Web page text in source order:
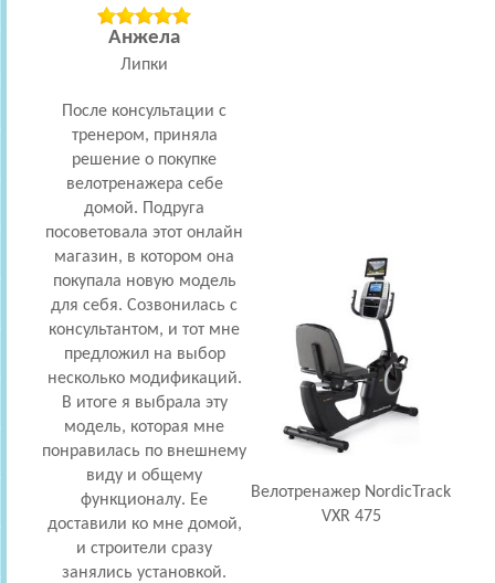
Анжела
Липки
После консультации с
тренером, приняла
решение о покупке
велотренажера себе
домой. Подруга
посоветовала этот онлайн
магазин, в котором она
покупала новую модель
для себя. Созвонилась с
консультантом, и тот мне
предложил на выбор
несколько модификаций.
В итоге я выбрала эту
модель, которая мне
понравилась по внешнему
виду и общему
функционалу. Ее
доставили ко мне домой,
и строители сразу
занялись установкой.
Велотренажер NordicTrack
VXR 475